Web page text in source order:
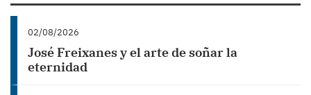
02/08/2026
José Freixanes y el arte de soñar la
eternidad